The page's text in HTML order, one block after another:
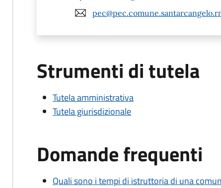
Strumenti di tutela
Tutela amministrativa
Tutela giurisdizionale
Domande frequenti
Quali sono i tempi di istruttoria di una